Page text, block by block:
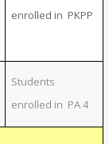
enrolled in PKPP
Students
enrolled in PA 4